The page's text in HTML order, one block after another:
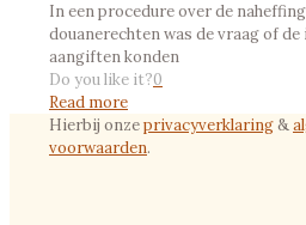
In een procedure over de
douanerechten was de vraag of
aangiften konden
Do you like it?0
Read more
Hierbij onzeprivacyverklaring&
voorwaarden.